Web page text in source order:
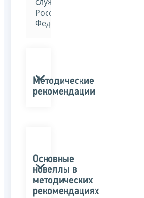
Российской
Федерации»
Методические
рекомендации
Основные
новеллы в
методических
рекомендациях